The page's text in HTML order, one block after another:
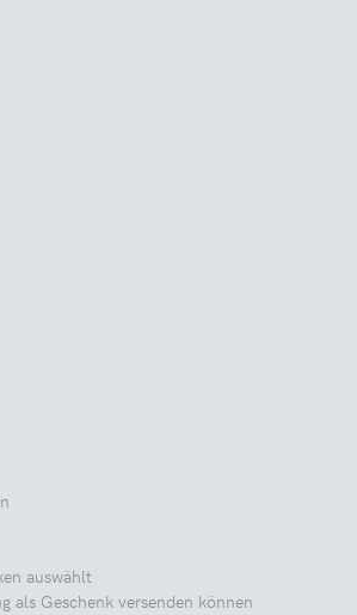
auswählt
als Geschenk versenden können